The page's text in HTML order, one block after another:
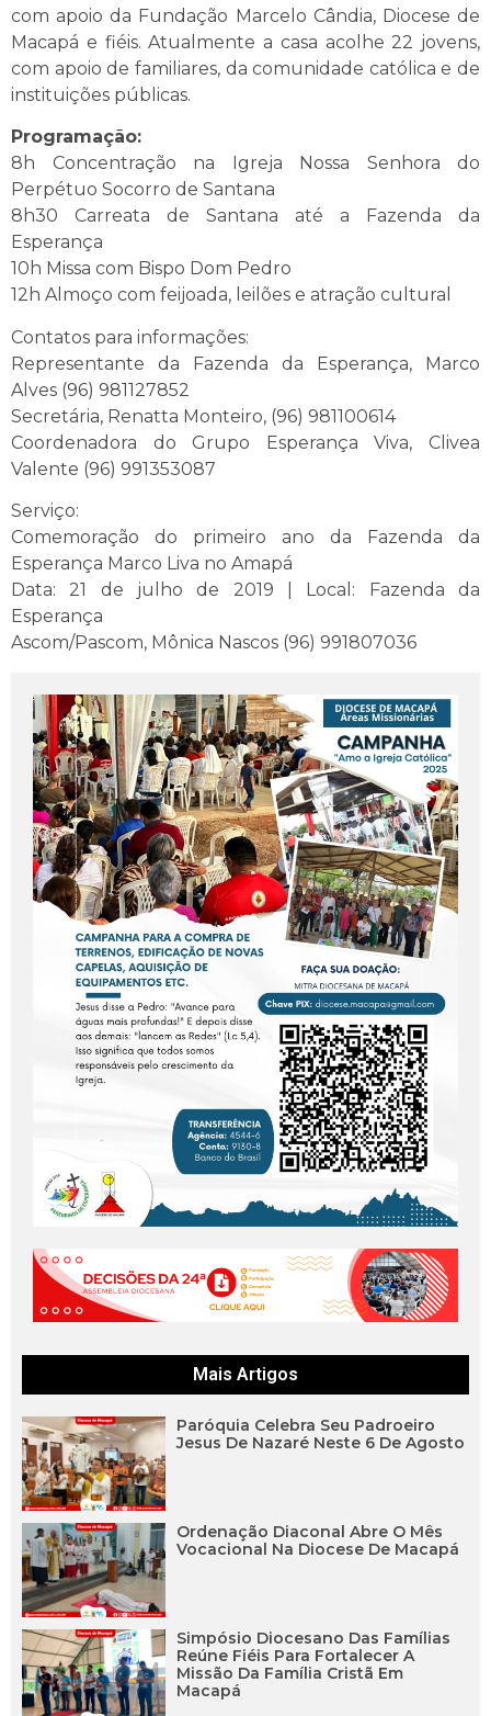
com apoio da Fundação Marcelo Cândia, Diocese de
Macapá e fiéis. Atualmente a casa acolhe 22 jovens,
com apoio de familiares, da comunidade católica e de
instituições públicas.
Programação:
8h Concentração na Igreja Nossa Senhora do
Perpétuo Socorro de Santana
8h30 Carreata de Santana até a Fazenda da
Esperança
10h Missa com Bispo Dom Pedro
12h Almoço com feijoada, leilões e atração cultural
Contatos para informações:
Representante da Fazenda da Esperança, Marco
Alves (96) 981127852
Secretária, Renatta Monteiro, (96) 981100614
Coordenadora do Grupo Esperança Viva, Clivea
Valente (96) 991353087
Serviço:
Comemoração do primeiro ano da Fazenda da
Esperança Marco Liva no Amapá
Data: 21 de julho de 2019 | Local: Fazenda da
Esperança
Ascom/Pascom, Mônica Nascos (96) 991807036
Mais Artigos
Paróquia Celebra Seu Padroeiro
Jesus De Nazaré Neste 6 De Agosto
Ordenação Diaconal Abre O Mês
Vocacional Na Diocese De Macapá
Simpósio Diocesano Das Famílias
Reúne Fiéis Para Fortalecer A
Missão Da Família Cristã Em
Macapá